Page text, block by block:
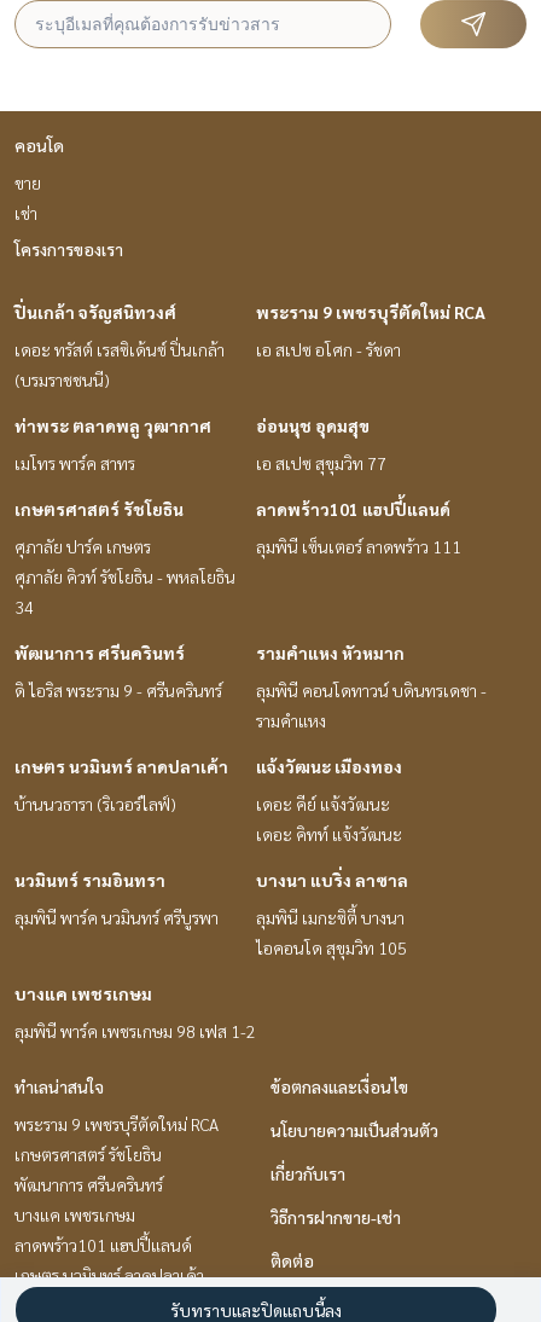
คอนโด
ขาย
เช่า
โครงการของเรา
ปิ่นเกล้า จรัญสนิทวงศ์
เดอะ ทรัสต์ เรสซิเด้นซ์ ปิ่นเกล้า
(บรมราชชนนี)
พระราม 9 เพชรบุรีตัดใหม่ RCA
เอ สเปซ อโศก - รัชดา
ท่าพระ ตลาดพลู วุฒากาศ
เมโทร พาร์ค สาทร
อ่อนนุช อุดมสุข
เอ สเปซ สุขุมวิท 77
เกษตรศาสตร์ รัชโยธิน
ศุภาลัย ปาร์ค เกษตร
ศุภาลัย คิวท์ รัชโยธิน - พหลโยธิน
34
ลาดพร้าว101 แฮปปี้แลนด์
ลุมพินี เซ็นเตอร์ ลาดพร้าว 111
พัฒนาการ ศรีนครินทร์
ดิ ไอริส พระราม 9 - ศรีนครินทร์
รามคำแหง หัวหมาก
ลุมพินี คอนโดทาวน์ บดินทรเดชา -
รามคำแหง
เกษตร นวมินทร์ ลาดปลาเค้า
บ้านนวธารา (ริเวอร์ไลฟ์)
แจ้งวัฒนะ เมืองทอง
เดอะ คีย์ แจ้งวัฒนะ
เดอะ คิทท์ แจ้งวัฒนะ
นวมินทร์ รามอินทรา
ลุมพินี พาร์ค นวมินทร์ ศรีบูรพา
บางนา แบริ่ง ลาซาล
ลุมพินี เมกะซิตี้ บางนา
ไอคอนโด สุขุมวิท 105
บางแค เพชรเกษม
ลุมพินี พาร์ค เพชรเกษม 98 เฟส 1-2
ทำเลน่าสนใจ
พระราม 9 เพชรบุรีตัดใหม่ RCA
เกษตรศาสตร์ รัชโยธิน
พัฒนาการ ศรีนครินทร์
บางแค เพชรเกษม
ลาดพร้าว101 แฮปปี้แลนด์
เกษตร นวมินทร์ ลาดปลาเค้า
อ่อนนุช อุดมสุข
ข้อตกลงและเงื่อนไข
นโยบายความเป็นส่วนตัว
เกี่ยวกับเรา
วิธีการฝากขาย-เช่า
ติดต่อ
รับทราบและปิดแถบนี้ลง